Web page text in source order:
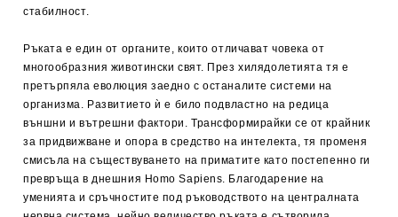
стабилност.
Ръката е един от органите, които отличават човека от
многообразния животински свят. През хилядолетията тя е
претърпяла еволюция заедно с останалите системи на
организма. Развитието ѝ е било подвластно на редица
външни и вътрешни фактори. Трансформирайки се от крайник
за придвижване и опора в средство на интелекта, тя променя
смисъла на съществуването на приматите като постепенно ги
превръща в днешния Homo Sapiens. Благодарение на
уменията и сръчностите под ръководството на централната